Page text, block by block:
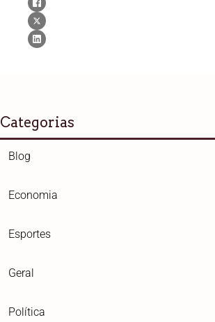
Categorias
Blog
Economia
Esportes
Geral
Política